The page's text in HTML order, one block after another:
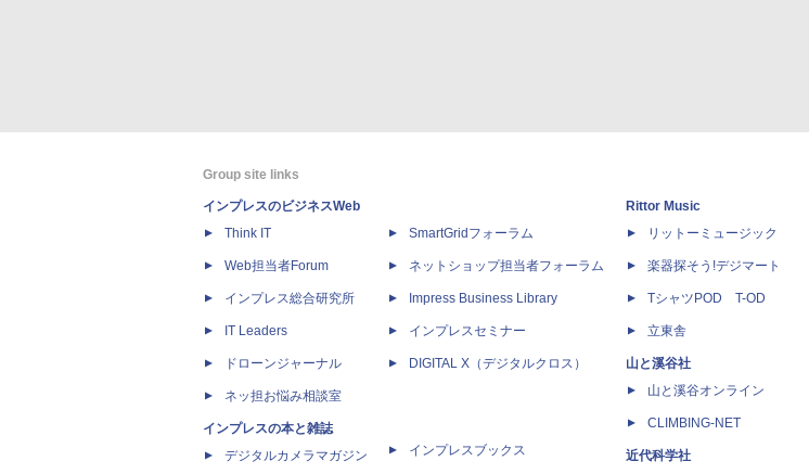
Group site links
インプレスのビジネスWeb
Think IT
Web担当者Forum
インプレス総合研究所
IT Leaders
ドローンジャーナル
ネッ担お悩み相談室
インプレスの本と雑誌
デジタルカメラマガジン
SmartGridフォーラム
ネットショップ担当者フォーラム
Impress Business Library
インプレスセミナー
DIGITAL X（デジタルクロス）
インプレスブックス
Rittor Music
リットーミュージック
楽器探そう!デジマート
TシャツPOD T-OD
立東舎
山と溪谷社
山と溪谷オンライン
CLIMBING-NET
近代科学社